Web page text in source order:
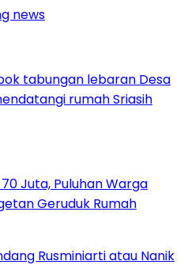
news
Juta, Puluhan Warga
Geruduk Rumah